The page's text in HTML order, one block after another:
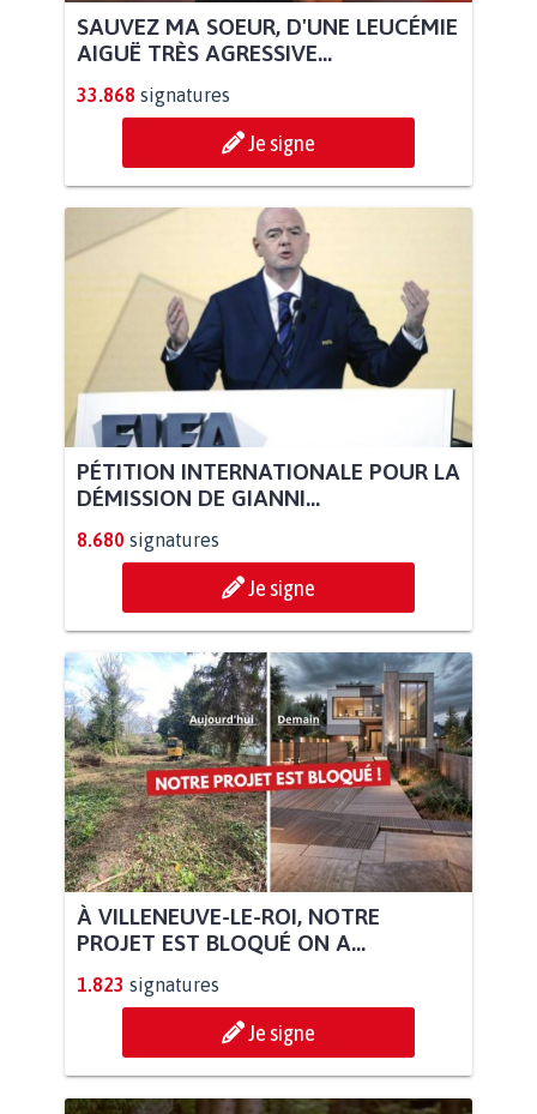
SAUVEZ MA SOEUR, D'UNE LEUCÉMIE
AIGUË TRÈS AGRESSIVE...
33.868 signatures
Je signe
PÉTITION INTERNATIONALE POUR LA
DÉMISSION DE GIANNI...
8.680 signatures
Je signe
À VILLENEUVE-LE-ROI, NOTRE
PROJET EST BLOQUÉ ON A...
1.823 signatures
Je signe